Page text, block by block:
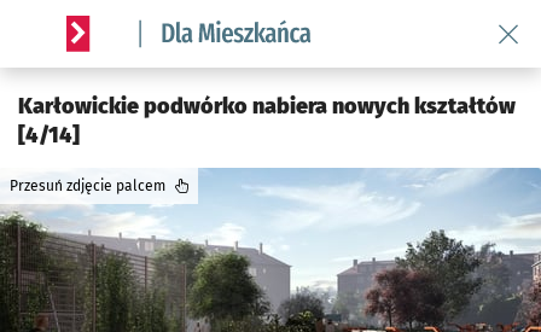
Serwis informacyjny wroclaw.pl podserwis: Dla mieszkańca
Karłowickie podwórko nabiera nowych kształtów
[4/14]
Przesuń zdjęcie palcem